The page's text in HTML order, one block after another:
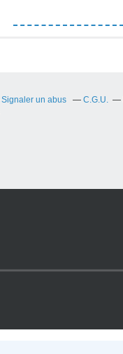
Signaler un abus C.G.U.